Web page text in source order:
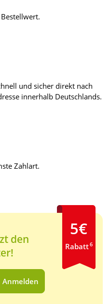
und sicher direkt nach
innerhalb Deutschlands.
Zahlart.
den
Anmelden
5€
Rabatt6